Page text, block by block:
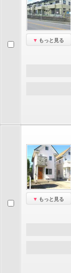
もっと見る
もっと見る